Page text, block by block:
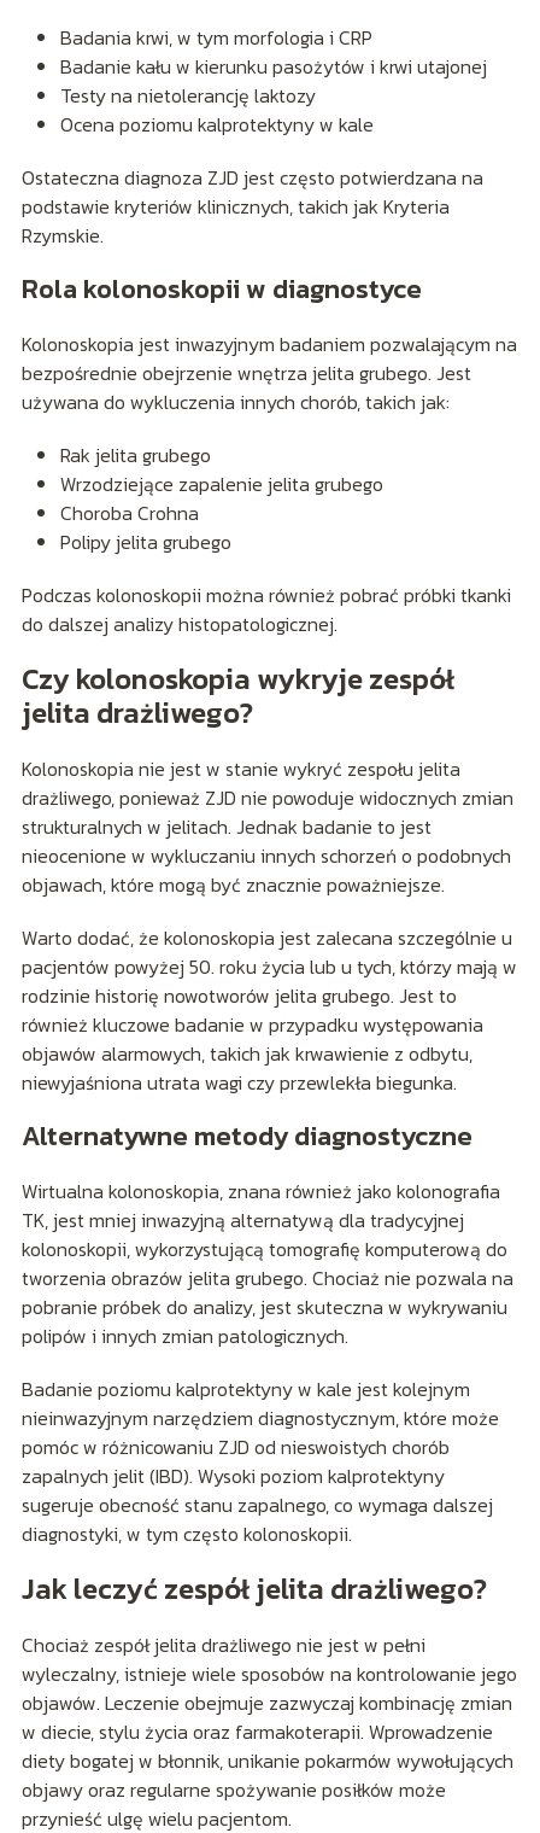
Badania krwi, w tym morfologia i CRP
Badanie kału w kierunku pasożytów i krwi utajonej
Testy na nietolerancję laktozy
Ocena poziomu kalprotektyny w kale
Ostateczna diagnoza ZJD jest często potwierdzana na
podstawie kryteriów klinicznych, takich jak Kryteria
Rzymskie.
Rola kolonoskopii w diagnostyce
Kolonoskopia jest inwazyjnym badaniem pozwalającym na
bezpośrednie obejrzenie wnętrza jelita grubego. Jest
używana do wykluczenia innych chorób, takich jak:
Rak jelita grubego
Wrzodziejące zapalenie jelita grubego
Choroba Crohna
Polipy jelita grubego
Podczas kolonoskopii można również pobrać próbki tkanki
do dalszej analizy histopatologicznej.
Czy kolonoskopia wykryje zespół
jelita drażliwego?
Kolonoskopia nie jest w stanie wykryć zespołu jelita
drażliwego, ponieważ ZJD nie powoduje widocznych zmian
strukturalnych w jelitach. Jednak badanie to jest
nieocenione w wykluczaniu innych schorzeń o podobnych
objawach, które mogą być znacznie poważniejsze.
Warto dodać, że kolonoskopia jest zalecana szczególnie u
pacjentów powyżej 50. roku życia lub u tych, którzy mają w
rodzinie historię nowotworów jelita grubego. Jest to
również kluczowe badanie w przypadku występowania
objawów alarmowych, takich jak krwawienie z odbytu,
niewyjaśniona utrata wagi czy przewlekła biegunka.
Alternatywne metody diagnostyczne
Wirtualna kolonoskopia, znana również jako kolonografia
TK, jest mniej inwazyjną alternatywą dla tradycyjnej
kolonoskopii, wykorzystującą tomografię komputerową do
tworzenia obrazów jelita grubego. Chociaż nie pozwala na
pobranie próbek do analizy, jest skuteczna w wykrywaniu
polipów i innych zmian patologicznych.
Badanie poziomu kalprotektyny w kale jest kolejnym
nieinwazyjnym narzędziem diagnostycznym, które może
pomóc w różnicowaniu ZJD od nieswoistych chorób
zapalnych jelit (IBD). Wysoki poziom kalprotektyny
sugeruje obecność stanu zapalnego, co wymaga dalszej
diagnostyki, w tym często kolonoskopii.
Jak leczyć zespół jelita drażliwego?
Chociaż zespół jelita drażliwego nie jest w pełni
wyleczalny, istnieje wiele sposobów na kontrolowanie jego
objawów. Leczenie obejmuje zazwyczaj kombinację zmian
w diecie, stylu życia oraz farmakoterapii. Wprowadzenie
diety bogatej w błonnik, unikanie pokarmów wywołujących
objawy oraz regularne spożywanie posiłków może
przynieść ulgę wielu pacjentom.